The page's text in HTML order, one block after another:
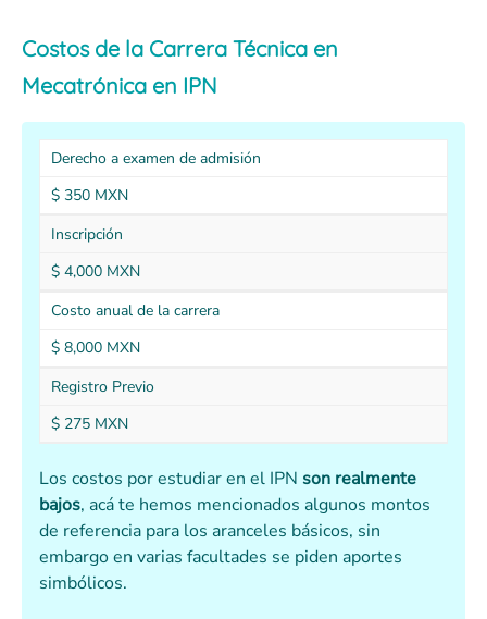
Costos de la Carrera Técnica en
Mecatrónica en IPN
Derecho a examen de admisión
$ 350 MXN
Inscripción
$ 4,000 MXN
Costo anual de la carrera
$ 8,000 MXN
Registro Previo
$ 275 MXN
Los costos por estudiar en el IPN son realmente
bajos, acá te hemos mencionados algunos montos
de referencia para los aranceles básicos, sin
embargo en varias facultades se piden aportes
simbólicos.